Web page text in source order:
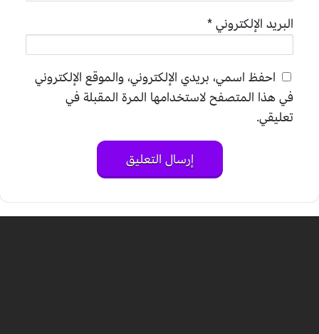
البريد الإلكتروني*
احفظ اسمي، بريدي الإلكتروني، والموقع الإلكتروني
في هذا المتصفح لاستخدامها المرة المقبلة في
تعليقي.